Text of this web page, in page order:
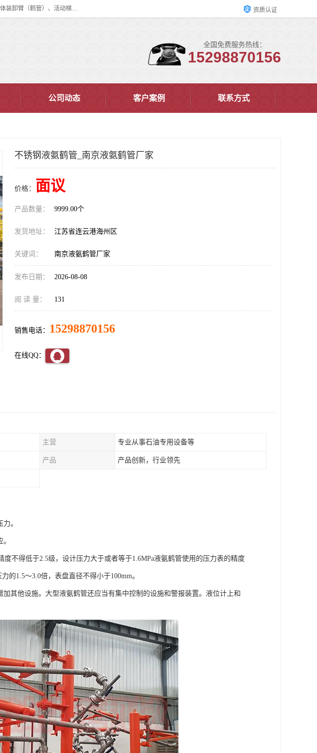
连云港华德石油化工机械有限公司（原连云港石油化工机械总厂），始创于1982年，是从事码头船用流体装卸臂、陆用流体装卸臂（鹤管）、活动梯、钢构平台、定量装车系统等全系列流体装卸设备的设计、制造、销售以及服务的专业供应商。 资质认证
全国免费服务热线：
15298870156
公司动态 客户案例 联系方式
不锈钢液氨鹤管_南京液氨鹤管厂家
价格： 面议
产品数量： 9999.00个
发货地址： 江苏省连云港海州区
关键词： 南京液氨鹤管厂家
发布日期： 2026-08-08
阅 读 量： 131
销售电话： 15298870156
在线QQ：
主营 专业从事石油专用设备等
产品 产品创新，行业领先
。
不得低于2.5级，设计压力大于或者等于1.6MPa液氨鹤管使用的压力表的精度
的1.5～3.0倍，表盘直径不得小于100mm。
他设施。大型液氨鹤管还应当有集中控制的设施和警报装置。液位计上和